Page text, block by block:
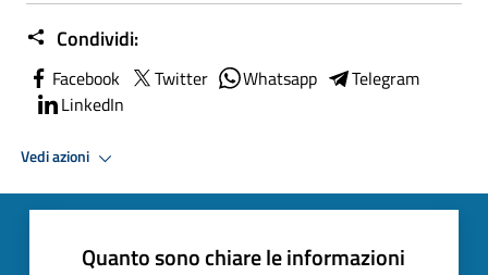
Condividi:
Facebook Twitter Whatsapp
Telegram
LinkedIn
Vedi azioni
Quanto sono chiare le informazioni